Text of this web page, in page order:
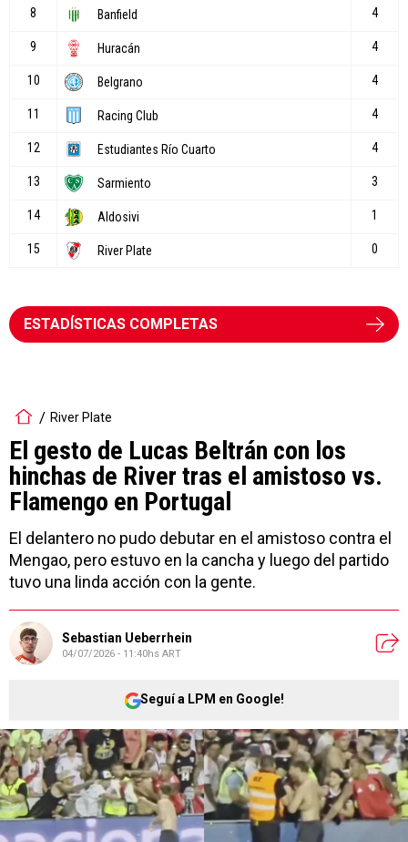
ESTADÍSTICAS COMPLETAS
River Plate
El gesto de Lucas Beltrán con los
hinchas de River tras el amistoso vs.
Flamengo en Portugal
El delantero no pudo debutar en el amistoso contra el
Mengao, pero estuvo en la cancha y luego del partido
tuvo una linda acción con la gente.
Sebastian Ueberrhein
04/07/2026 - 11:40hs ART
Seguí a LPM en Google!